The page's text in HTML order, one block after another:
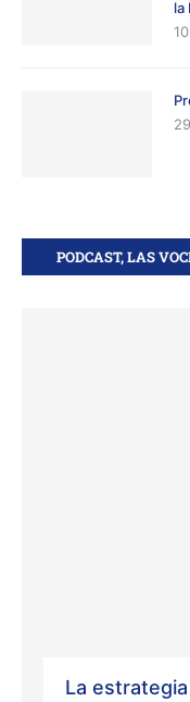
la
PODCAST, LAS
La